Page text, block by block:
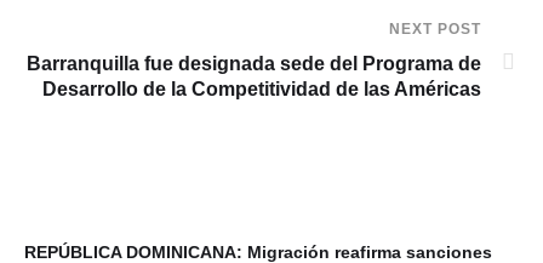
NEXT POST
Barranquilla fue designada sede del Programa de
Desarrollo de la Competitividad de las Américas
REPÚBLICA DOMINICANA: Migración reafirma sanciones